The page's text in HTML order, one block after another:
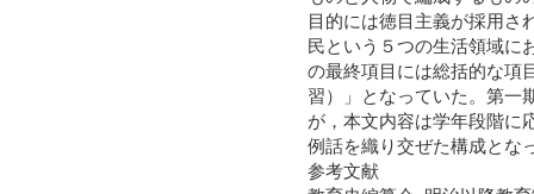
目的には徳目主義が採用さ
民という５つの生活領域に
の最終項目には総括的な項
習）」となっていた。第一
が，本文内容は学年段階に
例話を織り交ぜた構成とな
参考文献